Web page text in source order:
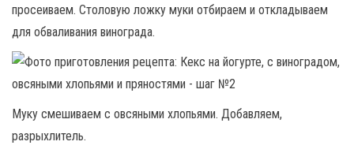
просеиваем. Столовую ложку муки отбираем и откладываем
для обваливания винограда.
Муку смешиваем с овсяными хлопьями. Добавляем,
разрыхлитель.